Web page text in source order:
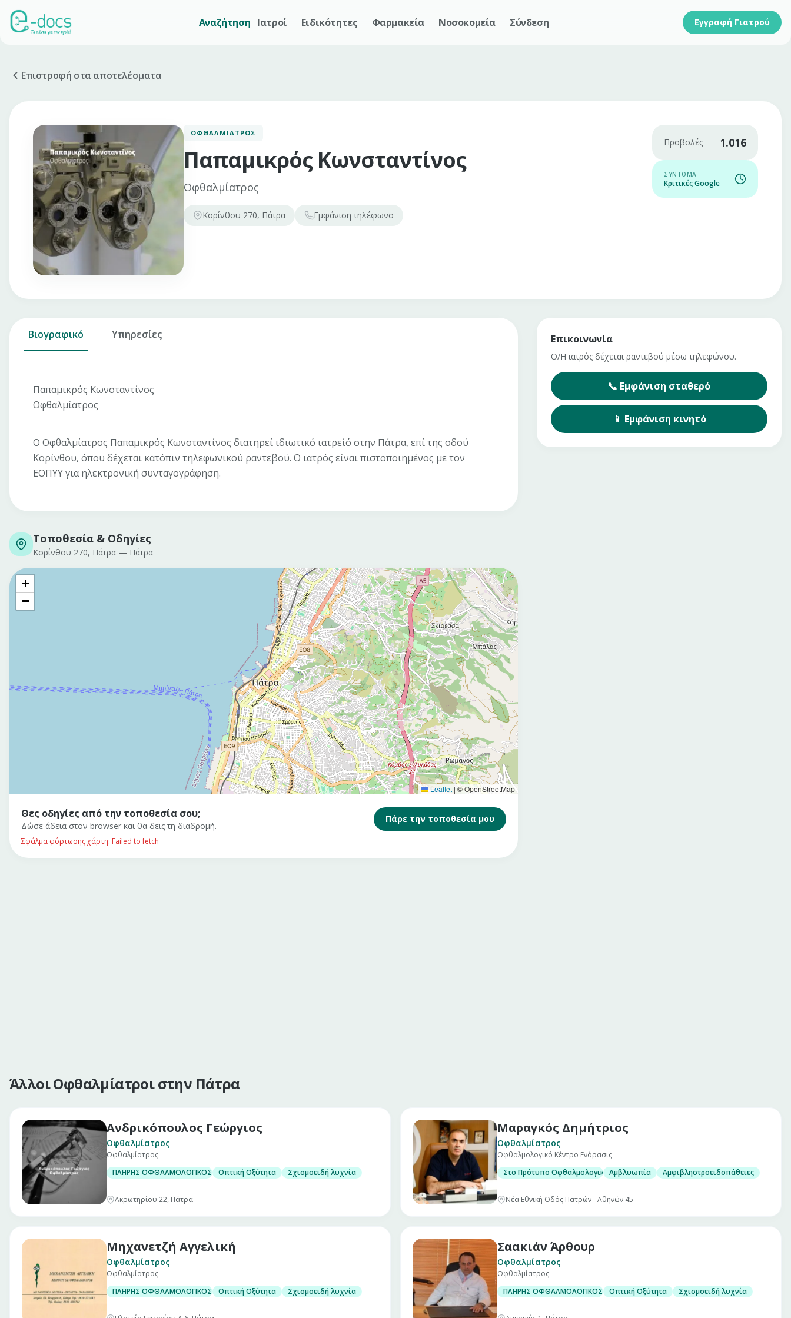
Αναζήτηση Ιατροί Ειδικότητες Φαρμακεία Νοσοκομεία Σύνδεση Εγγραφή Γιατρού
Επιστροφή στα αποτελέσματα
ΟΦΘΑΛΜΊΑΤΡΟΣ
Παπαμικρός Κωνσταντίνος
Οφθαλμίατρος
Κορίνθου 270, Πάτρα Εμφάνιση τηλέφωνο
Προβολές 1.016
ΣΎΝΤΟΜΑ
Κριτικές Google
Βιογραφικό Υπηρεσίες
Παπαμικρός Κωνσταντίνος
Οφθαλμίατρος
Ο Οφθαλμίατρος Παπαμικρός Κωνσταντίνος διατηρεί ιδιωτικό ιατρείό στην Πάτρα, επί της οδού
Κορίνθου, όπου δέχεται κατόπιν τηλεφωνικού ραντεβού. Ο ιατρός είναι πιστοποιημένος με τον
ΕΟΠΥΥ για ηλεκτρονική συνταγογράφηση.
Τοποθεσία & Οδηγίες
Κορίνθου 270, Πάτρα — Πάτρα
+
−
Leaflet | © OpenStreetMap
Θες οδηγίες από την τοποθεσία σου;
Δώσε άδεια στον browser και θα δεις τη διαδρομή.
Πάρε την τοποθεσία μου
Σφάλμα φόρτωσης χάρτη: Failed to fetch
Επικοινωνία
Ο/Η ιατρός δέχεται ραντεβού μέσω τηλεφώνου.
📞 Εμφάνιση σταθερό
📱 Εμφάνιση κινητό
Άλλοι Οφθαλμίατροι στην Πάτρα
Ανδρικόπουλος Γεώργιος
Οφθαλμίατρος
Οφθαλμίατρος
ΠΛΗΡΗΣ ΟΦΘΑΛΜΟΛΟΓΙΚΟΣ ΕΛΕΓΧΟΣΟπτική Οξύτητα Σχισμοειδή λυχνία
Ακρωτηρίου 22, Πάτρα
Μαραγκός Δημήτριος
Οφθαλμίατρος
Οφθαλμολογικό Κέντρο Ενόρασις
Στο Πρότυπο Οφθαλμολογικό Διαγνωστικό Κέντρο «Ενόρασις» στην Πάτρα
Αμβλυωπία Αμφιβληστροειδοπάθειες
Νέα Εθνική Οδός Πατρών - Αθηνών 45
Μηχανετζή Αγγελική
Οφθαλμίατρος
Οφθαλμίατρος
ΠΛΗΡΗΣ ΟΦΘΑΛΜΟΛΟΓΙΚΟΣ ΕΛΕΓΧΟΣΟπτική Οξύτητα Σχισμοειδή λυχνία
Σαακιάν Άρθουρ
Οφθαλμίατρος
Οφθαλμίατρος
ΠΛΗΡΗΣ ΟΦΘΑΛΜΟΛΟΓΙΚΟΣ ΕΛΕΓΧΟΣΟπτική Οξύτητα Σχισμοειδή λυχνία